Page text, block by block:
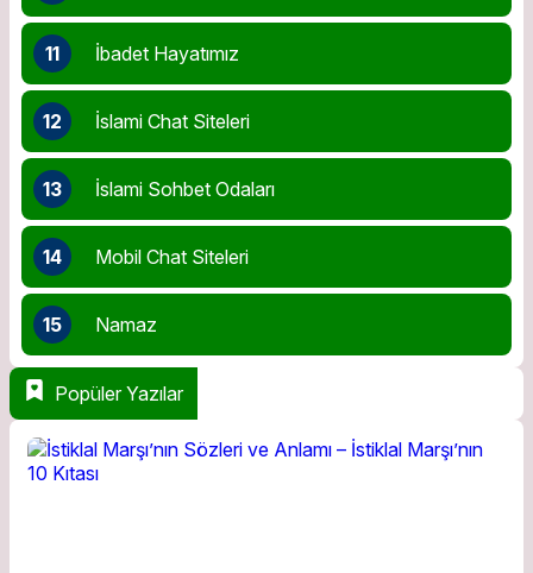
11 İbadet Hayatımız
12 İslami Chat Siteleri
13 İslami Sohbet Odaları
14 Mobil Chat Siteleri
15 Namaz
Popüler Yazılar